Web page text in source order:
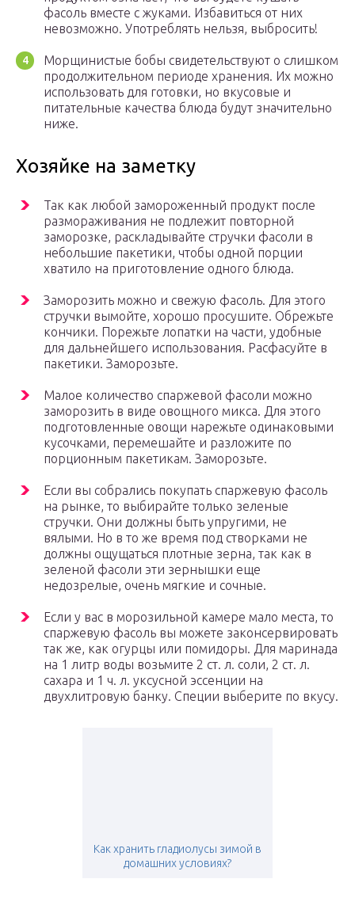
фасоль вместе с жуками. Избавиться от них
невозможно. Употреблять нельзя, выбросить!
Морщинистые бобы свидетельствуют о слишком
продолжительном периоде хранения. Их можно
использовать для готовки, но вкусовые и
питательные качества блюда будут значительно
ниже.
Хозяйке на заметку
Так как любой замороженный продукт после
размораживания не подлежит повторной
заморозке, раскладывайте стручки фасоли в
небольшие пакетики, чтобы одной порции
хватило на приготовление одного блюда.
Заморозить можно и свежую фасоль. Для этого
стручки вымойте, хорошо просушите. Обрежьте
кончики. Порежьте лопатки на части, удобные
для дальнейшего использования. Расфасуйте в
пакетики. Заморозьте.
Малое количество спаржевой фасоли можно
заморозить в виде овощного микса. Для этого
подготовленные овощи нарежьте одинаковыми
кусочками, перемешайте и разложите по
порционным пакетикам. Заморозьте.
Если вы собрались покупать спаржевую фасоль
на рынке, то выбирайте только зеленые
стручки. Они должны быть упругими, не
вялыми. Но в то же время под створками не
должны ощущаться плотные зерна, так как в
зеленой фасоли эти зернышки еще
недозрелые, очень мягкие и сочные.
Если у вас в морозильной камере мало места, то
спаржевую фасоль вы можете законсервировать
так же, как огурцы или помидоры. Для маринада
на 1 литр воды возьмите 2 ст. л. соли, 2 ст. л.
сахара и 1 ч. л. уксусной эссенции на
двухлитровую банку. Специи выберите по вкусу.
Как хранить гладиолусы зимой в
домашних условиях?